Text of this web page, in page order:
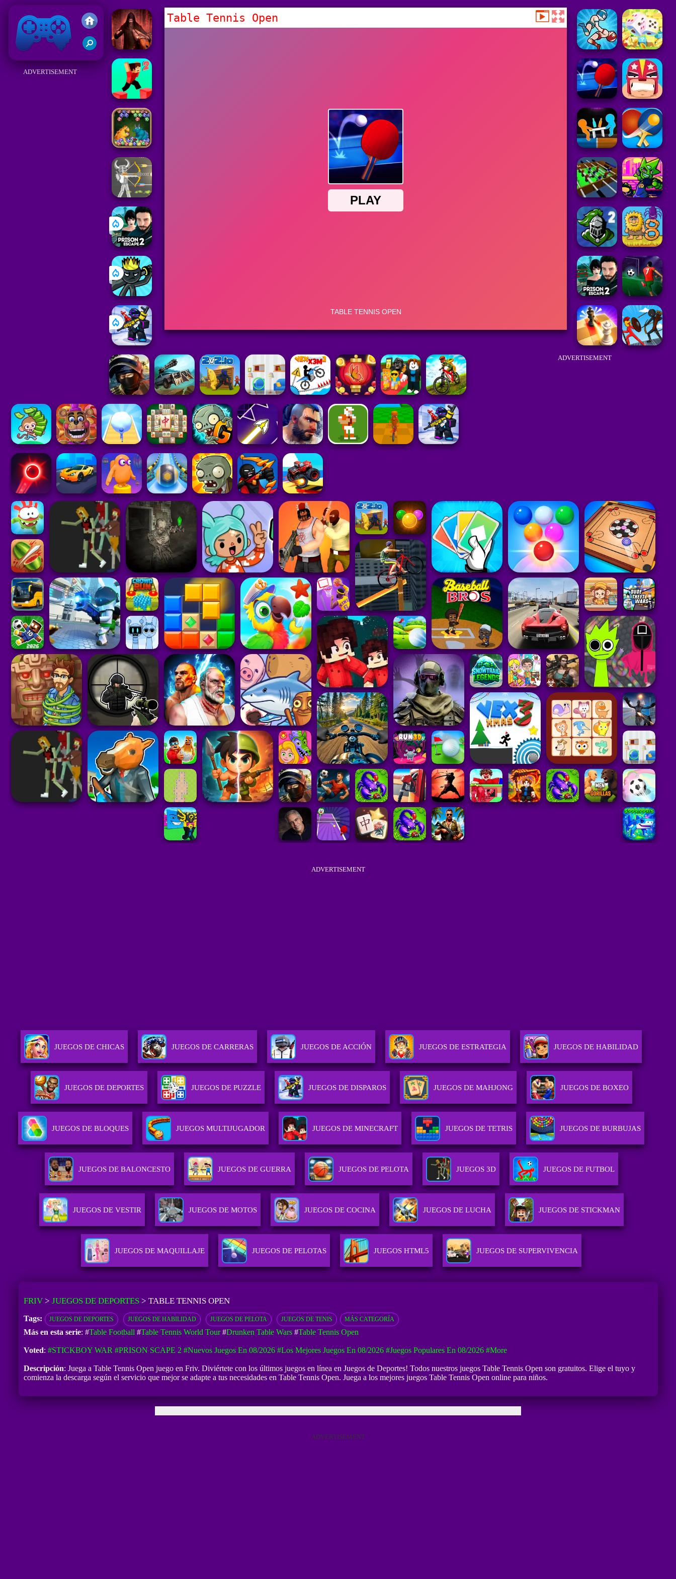
Friv
ADVERTISEMENT
Table Tennis Open
ADVERTISEMENT
ADVERTISEMENT
JUEGOS DE CHICAS JUEGOS DE CARRERAS JUEGOS DE ACCIÓN JUEGOS DE ESTRATEGIA JUEGOS DE HABILIDAD
JUEGOS DE DEPORTES JUEGOS DE PUZZLE JUEGOS DE DISPAROS JUEGOS DE MAHJONG JUEGOS DE BOXEO
JUEGOS DE BLOQUES JUEGOS MULTIJUGADOR JUEGOS DE MINECRAFT JUEGOS DE TETRIS JUEGOS DE BURBUJAS
JUEGOS DE BALONCESTO JUEGOS DE GUERRA JUEGOS DE PELOTA JUEGOS 3D JUEGOS DE FUTBOL
JUEGOS DE VESTIR JUEGOS DE MOTOS JUEGOS DE COCINA JUEGOS DE LUCHA JUEGOS DE STICKMAN
JUEGOS DE MAQUILLAJE JUEGOS DE PELOTAS JUEGOS HTML5 JUEGOS DE SUPERVIVENCIA
FRIV> JUEGOS DE DEPORTES> TABLE TENNIS OPEN
Tags: JUEGOS DE DEPORTES JUEGOS DE HABILIDAD JUEGOS DE PELOTA JUEGOS DE TENIS MÁS CATEGORÍA
Más en esta serie: #Table Football #Table Tennis World Tour#Drunken Table Wars#Table Tennis Open
Voted: #STICKBOY WAR #PRISON SCAPE 2 #Nuevos Juegos En 08/2026 #Los Mejores Juegos En 08/2026 #Juegos Populares En 08/2026 #more
Descripción: Juega a Table Tennis Open juego en Friv. Diviértete con los últimos juegos en línea en Juegos de Deportes! Todos nuestros juegos Table Tennis Open son gratuitos. Elige el tuyo y
comienza la descarga según el servicio que mejor se adapte a tus necesidades en Table Tennis Open. Juega a los mejores juegos Table Tennis Open online para niños.
ADVERTISEMENT